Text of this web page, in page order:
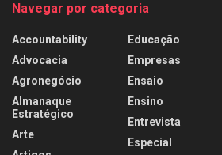
Navegar por categoria
Accountability
Advocacia
Agronegócio
Almanaque
Estratégico
Arte
Educação
Empresas
Ensaio
Ensino
Entrevista
Especial